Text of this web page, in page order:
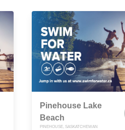
Pinehouse Lake
Beach
PINEHOUSE, SASKATCHEWAN